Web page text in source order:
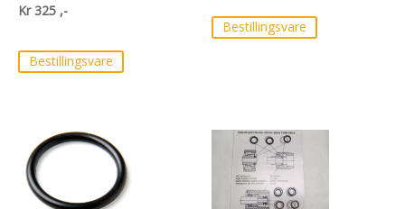
Kr325 ,-
Bestillingsvare
Bestillingsvare